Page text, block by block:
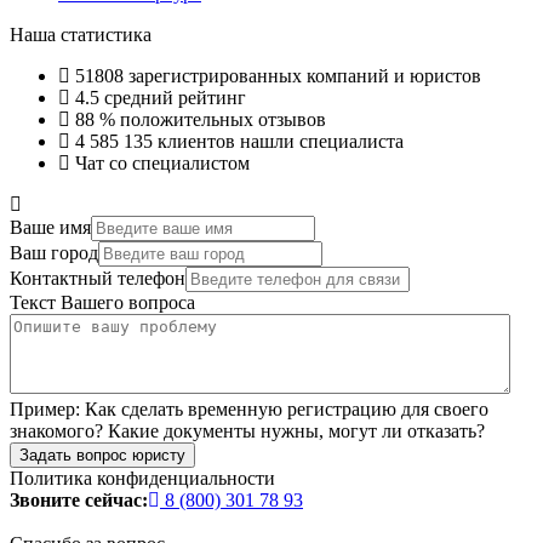
Наша статистика
51808 зарегистрированных компаний и юристов
4.5 средний рейтинг
88 % положительных отзывов
4 585 135 клиентов нашли специалиста
Чат со специалистом
Ваше имя
Ваш город
Контактный телефон
Текст Вашего вопроса
Пример: Как сделать временную регистрацию для своего
знакомого? Какие документы нужны, могут ли отказать?
Задать вопрос юристу
Политика конфиденциальности
Звоните сейчас:
8 (800) 301 78 93